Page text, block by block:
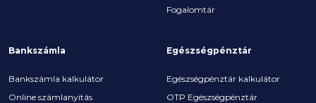
Fogalomtár
Bankszámla
Bankszámla kalkulátor
Online számlanyitás
Egészségpénztár
Egészségpénztár kalkulátor
OTP Egészségpénztár